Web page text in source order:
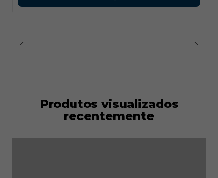
Produtos visualizados
recentemente